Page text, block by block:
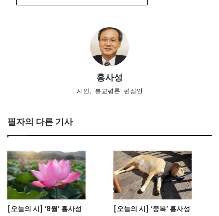
홍사성
시인, '불교평론' 편집인
필자의 다른 기사
[오늘의 시] ‘8월’ 홍사성 [오늘의 시] ‘중복’ 홍사성